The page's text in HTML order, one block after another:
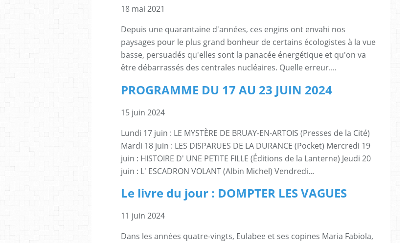
18 mai 2021
Depuis une quarantaine d'années, ces engins ont envahi nos
paysages pour le plus grand bonheur de certains écologistes à la vue
basse, persuadés qu'elles sont la panacée énergétique et qu'on va
être débarrassés des centrales nucléaires. Quelle erreur....
PROGRAMME DU 17 AU 23 JUIN 2024
15 juin 2024
Lundi 17 juin : LE MYSTÈRE DE BRUAY-EN-ARTOIS (Presses de la Cité)
Mardi 18 juin : LES DISPARUES DE LA DURANCE (Pocket) Mercredi 19
juin : HISTOIRE D' UNE PETITE FILLE (Éditions de la Lanterne) Jeudi 20
juin : L' ESCADRON VOLANT (Albin Michel) Vendredi...
Le livre du jour : DOMPTER LES VAGUES
11 juin 2024
Dans les années quatre-vingts, Eulabee et ses copines Maria Fabiola,